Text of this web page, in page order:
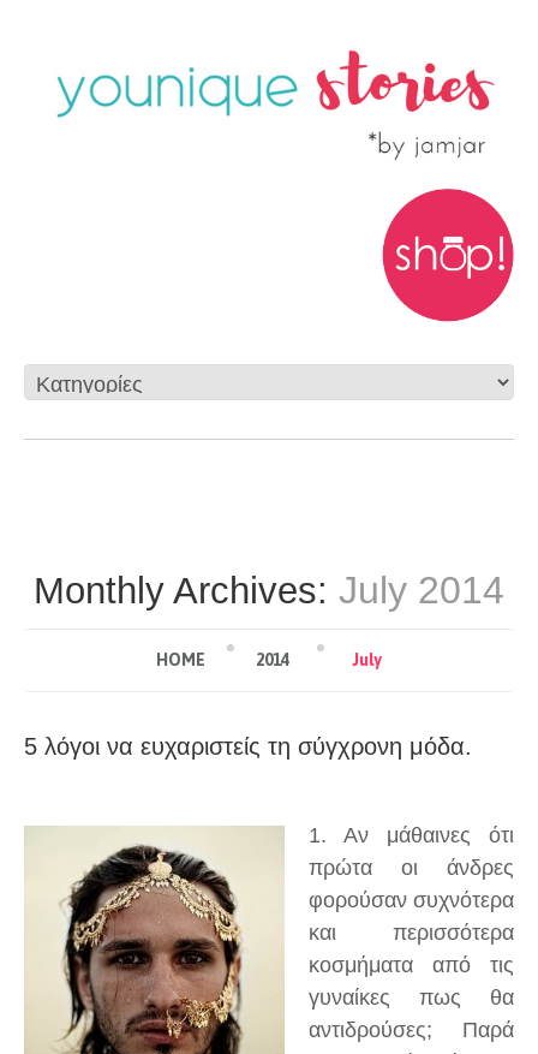
Monthly Archives: July 2014
HOME 2014 July
5 λόγοι να ευχαριστείς τη σύγχρονη μόδα.
1. Αν μάθαινες ότι
πρώτα οι άνδρες
φορούσαν συχνότερα
και περισσότερα
κοσμήματα από τις
γυναίκες πως θα
αντιδρούσες; Παρά